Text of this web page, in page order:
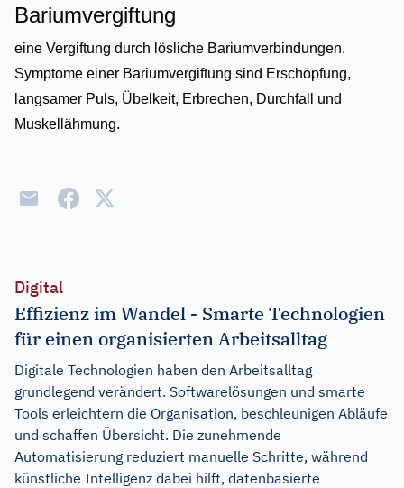
Bariumvergiftung
eine Vergiftung durch lösliche Bariumverbindungen.
Symptome einer Bariumvergiftung sind Erschöpfung,
langsamer Puls, Übelkeit, Erbrechen, Durchfall und
Muskellähmung.
Digital
Effizienz im Wandel - Smarte Technologien
für einen organisierten Arbeitsalltag
Digitale Technologien haben den Arbeitsalltag
grundlegend verändert. Softwarelösungen und smarte
Tools erleichtern die Organisation, beschleunigen Abläufe
und schaffen Übersicht. Die zunehmende
Automatisierung reduziert manuelle Schritte, während
künstliche Intelligenz dabei hilft, datenbasierte